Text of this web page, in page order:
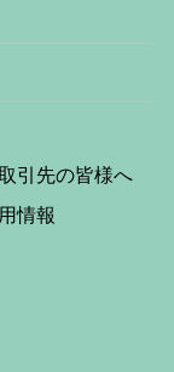
引先の皆様へ
情報